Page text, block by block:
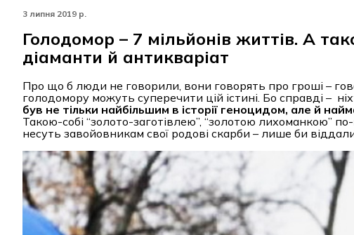
3 липня 2019 р.
Голодомор – 7 мільйонів життів. A
діаманти й антикваріат
Про що б люди не говорили, вони говорять про гроші –
голодомору можуть суперечити цій істині. Бо справді –
був не тільки найбільшим в історії геноцидом, але й
Такою-собі “золото-заготівлею”, “золотою лихоманкою”
несуть завойовникам свої родові скарби – лише би